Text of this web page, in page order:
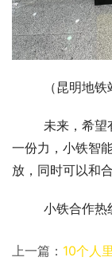
（昆明地
未来，希望
一份力，小铁智
放，同时可以和
小铁合作
上一篇： 10个人